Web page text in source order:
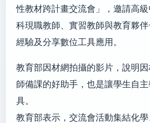
性教材跨計畫交流會」，邀請高
科現職教師、實習教師與教育夥
經驗及分享數位工具應用。
教育部因材網拍攝的影片，說明
師備課的好助手，也是讓學生自
具。
教育部表示，交流會活動集結化